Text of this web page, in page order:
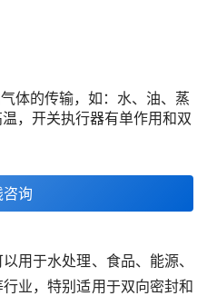
体的传输，如：水、油、蒸
，开关执行器有单作用和双
询
用于水处理、食品、能源、
业，特别适用于双向密封和